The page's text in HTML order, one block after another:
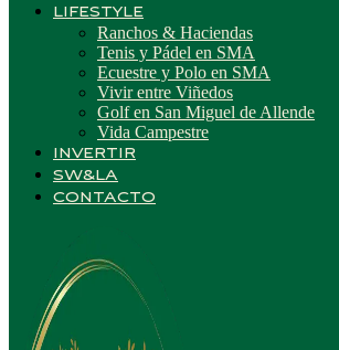
LIFESTYLE
Ranchos & Haciendas
Tenis y Pádel en SMA
Ecuestre y Polo en SMA
Vivir entre Viñedos
Golf en San Miguel de Allende
Vida Campestre
INVERTIR
SW&LA
CONTACTO